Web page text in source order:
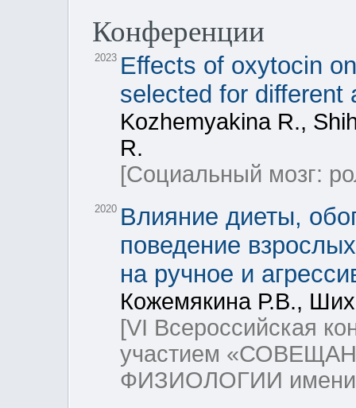
Конференции
2023 Effects of oxytocin
selected for different
Kozhemyakina R.,
R.
[Социальный мозг:
2020 Влияние диеты,
поведение
на ручное и
Кожемякина Р.В.,
[VI Всероссийская
участием
ФИЗИОЛОГИИ имени